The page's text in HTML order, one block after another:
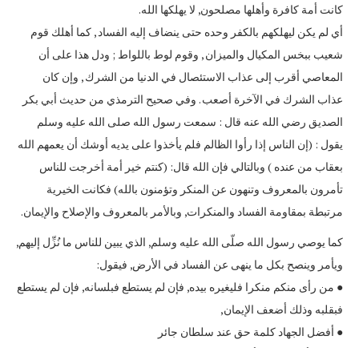
كانت أمة كافرة وأهلها مصلحون, لا يهلكها الله.
أي لم يكن ليهلكهم بالكفر وحده حتى ينضاف إليه الفساد , كما أهلك قوم
شعيب ببخس المكيال والميزان , وقوم لوط باللواط ; ودل هذا على أن
المعاصي أقرب إلى عذاب الاستئصال في الدنيا من الشرك , وإن كان
عذاب الشرك في الآخرة أصعب . وفي صحيح الترمذي من حديث أبي بكر
الصديق رضي الله عنه قال : سمعت رسول الله صلى الله عليه وسلم
يقول : (إن الناس إذا رأوا الظالم فلم يأخذوا على يديه أوشك أن يعمهم الله
بعقاب من عنده ) وبالتالي فإن الله قال: (كنتم خير أمة أخرجت للناس
تأمرون بالمعروف وتنهون عن المنكر وتؤمنون بالله) فكانت الخيرية
مرتبطة بمقاومة الفساد والمنكرات, وبالأمر بالمعروف والإصلاح والإيمان.
كما يوصي رسول الله صلّى الله عليه وسلم, الذي يبين للناس ما نُزِّل إليهم,
ويأمر وينصح بكل ما ينهى عن الفساد في الأرض, فيقول:
● من رأى منكم منكرا فليغيره بيده, فإن لم يستطع فبلسانه, فإن لم يستطع
فبقلبه وذلك أضعف الإيمان,
● أفضل الجهاد كلمة حق عند سلطان جائر